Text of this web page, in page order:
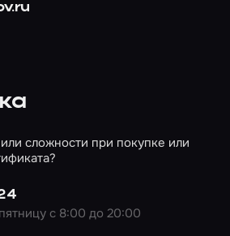
сложности при покупке или
с 8:00 до 20:00